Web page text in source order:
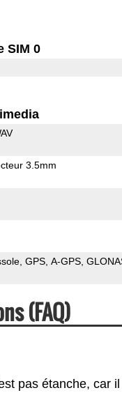
SIM 0
3.5mm
GPS A-GPS
(FAQ)
pas étanche, car